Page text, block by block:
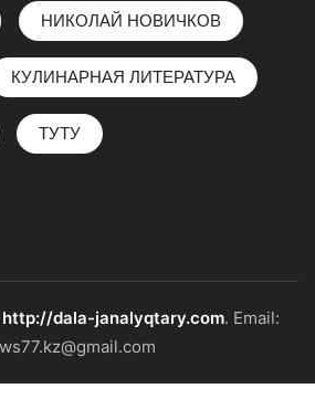
НИКОЛАЙ НОВИЧКОВ
КУЛИНАРНАЯ ЛИТЕРАТУРА
ТУТУ
http://dala-janalyqtary.com. Email: